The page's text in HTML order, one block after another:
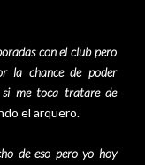
con el club pero
la chance de poder
me toca tratare de
el arquero.
de eso pero yo hoy